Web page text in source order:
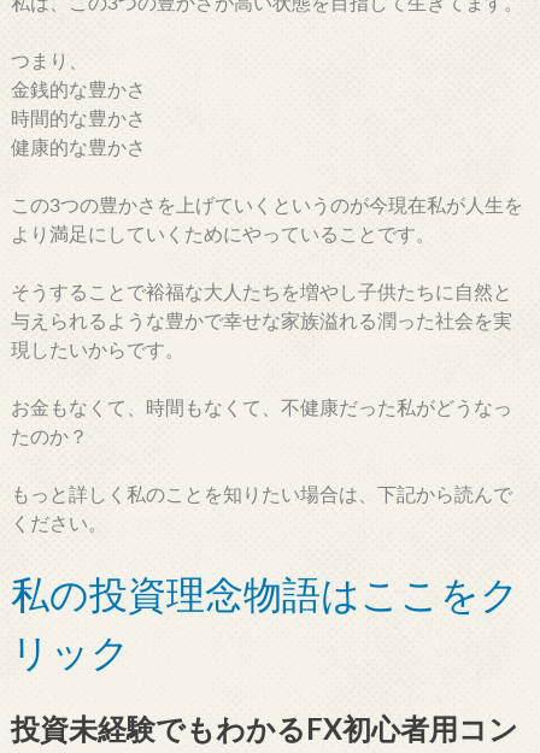
つまり、
金銭的な豊かさ
時間的な豊かさ
健康的な豊かさ
この3つの豊かさを上げていくというのが今現在私が人生を
より満足にしていくためにやっていることです。
そうすることで裕福な大人たちを増やし子供たちに自然と
与えられるような豊かで幸せな家族溢れる潤った社会を実
現したいからです。
お金もなくて、時間もなくて、不健康だった私がどうなっ
たのか？
もっと詳しく私のことを知りたい場合は、下記から読んで
ください。
私の投資理念物語はここをク
リック
投資未経験でもわかるFX初心者用コン